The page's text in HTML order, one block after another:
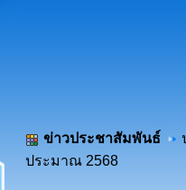
ข่าวประชาสัมพันธ์
ประมาณ 2568